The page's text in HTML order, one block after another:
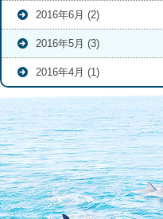
2016年6月 (2)
2016年5月 (3)
2016年4月 (1)